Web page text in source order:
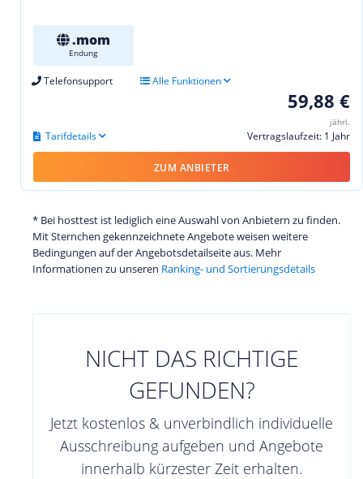
.mom
Endung
Telefonsupport Alle Funktionen
59,88 €
jährl.
Vertragslaufzeit: 1 Jahr
Tarifdetails
ZUM ANBIETER
* Bei hosttest ist lediglich eine Auswahl von Anbietern zu finden.
Mit Sternchen gekennzeichnete Angebote weisen weitere
Bedingungen auf der Angebotsdetailseite aus. Mehr
Informationen zu unseren Ranking- und Sortierungsdetails
NICHT DAS RICHTIGE
GEFUNDEN?
Jetzt kostenlos & unverbindlich individuelle
Ausschreibung aufgeben und Angebote
innerhalb kürzester Zeit erhalten.